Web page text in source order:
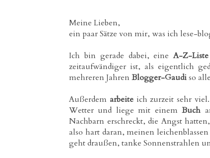
Meine Lieben,
ein paar Sätze von mir, was ich lese-
Ich bin gerade dabei, eineA-Z-Liste
zeitaufwändiger ist, als eigentlich
mehreren JahrenBlogger-Gaudiso
Außerdem arbeiteich zurzeit sehr
Wetter und liege mit einemBuch
Nachbarn erschreckt, die Angst
also hart daran, meinen
geht draußen, tanke Sonnenstrahlen